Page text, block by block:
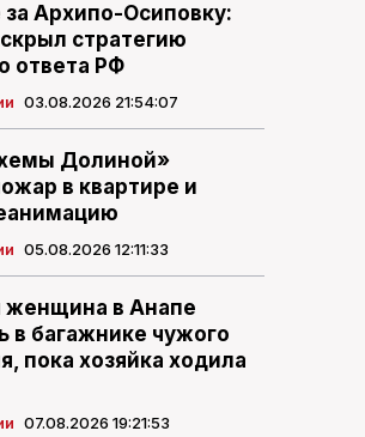
за Архипо-Осиповку:
стратегию
ответа РФ
03.08.2026 21:54:07
Долиной»
в квартире и
05.08.2026 12:11:33
женщина в Анапе
в багажнике чужого
пока хозяйка ходила
07.08.2026 19:21:53